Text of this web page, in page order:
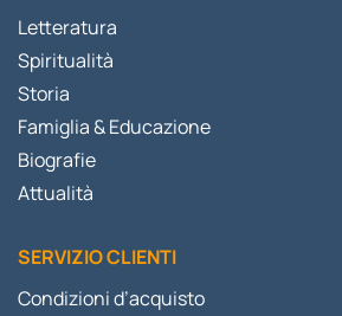
Letteratura
Spiritualità
Storia
Famiglia & Educazione
Biografie
Attualità
SERVIZIO CLIENTI
Condizioni d’acquisto